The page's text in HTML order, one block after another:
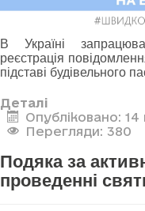
В Україні
реєстрація
підставі будівельного
Деталі
Опубліковано:
Перегляди: 380
Подяка за
проведенні